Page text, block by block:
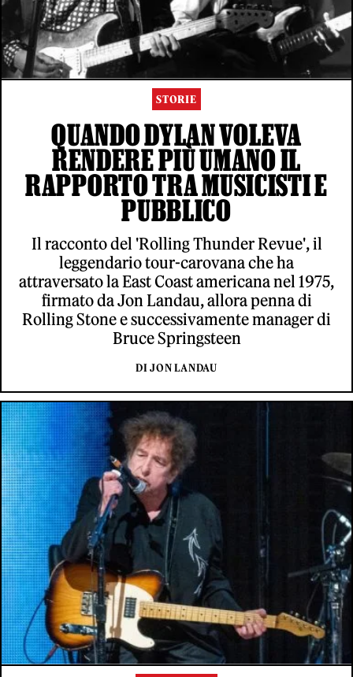
STORIE
QUANDO DYLAN VOLEVA
RENDERE PIÙ UMANO IL
RAPPORTO TRA MUSICISTI E
PUBBLICO
Il racconto del 'Rolling Thunder Revue', il
leggendario tour-carovana che ha
attraversato la East Coast americana nel 1975,
firmato da Jon Landau, allora penna di
Rolling Stone e successivamente manager di
Bruce Springsteen
DI JON LANDAU